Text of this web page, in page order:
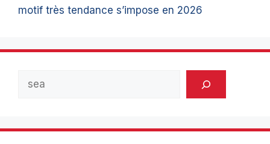
motif très tendance s’impose en 2026